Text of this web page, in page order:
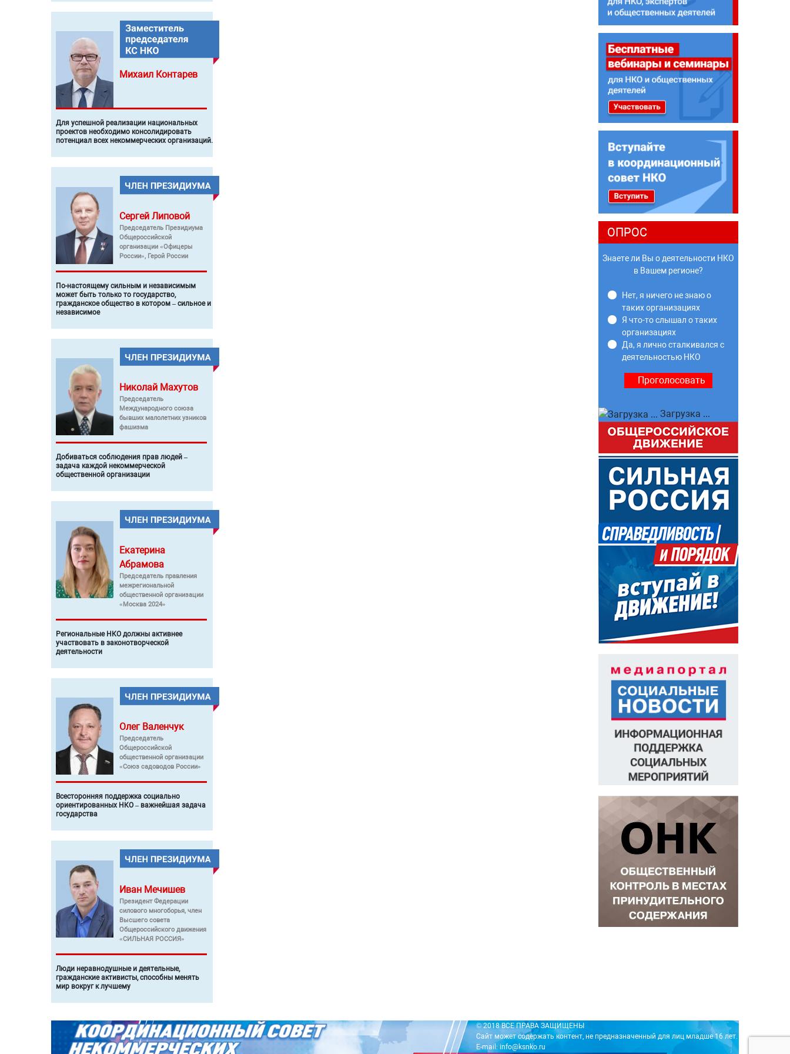
Михаил Контарев
Для успешной реализации национальных
проектов необходимо консолидировать
потенциал всех некоммерческих организаций.
Сергей Липовой
Председатель Президиума
Общероссийской
организации «Офицеры
России», Герой России
По-настоящему сильным и независимым
может быть только то государство,
гражданское общество в котором – сильное и
независимое
Николай Махутов
Председатель
Международного союза
бывших малолетних узников
фашизма
Добиваться соблюдения прав людей –
задача каждой некоммерческой
общественной организации
Екатерина
Абрамова
Председатель правления
межрегиональной
общественной организации
«Москва 2024»
Региональные НКО должны активнее
участвовать в законотворческой
деятельности
Олег Валенчук
Председатель
Общероссийской
общественной организации
«Союз садоводов России»
Всесторонняя поддержка социально
ориентированных НКО – важнейшая задача
государства
Иван Мечишев
Президент Федерации
силового многоборья, член
Высшего совета
Общероссийского движения
«СИЛЬНАЯ РОССИЯ»
Люди неравнодушные и деятельные,
гражданские активисты, способны менять
мир вокруг к лучшему
ОПРОС
Знаете ли Вы о деятельности НКО
в Вашем регионе?
Нет, я ничего не знаю о
таких организациях
Я что-то слышал о таких
организациях
Да, я лично сталкивался с
деятельностью НКО
Загрузка ...
© 2018 ВСЕ ПРАВА ЗАЩИЩЕНЫ
Сайт может содержать контент, не предназначенный для лиц младше 16 лет.
E-mail: info@ksnko.ru